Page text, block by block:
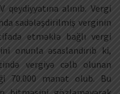
alınıb. Vergi
sadələşdirilmiş verginin
etməklə bağlı vergi
onunla əsaslandırıb ki,
vergiyə cəlb olunan
70.000 manat olub. Bu